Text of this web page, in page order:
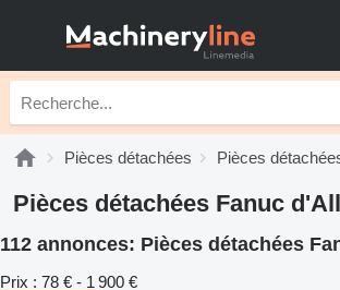
Pièces détachées Pièces
Pièces détachées Fanuc
112 annonces: Pièces détachées
Prix : 78 € - 1 900 €